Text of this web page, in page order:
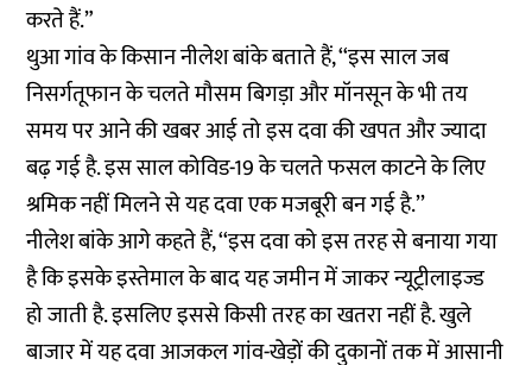
करते हैं.”
थुआ गांव के किसान नीलेश बांके बताते हैं, ‘‘इस साल जब
निसर्गतूफान के चलते मौसम बिगड़ा और मॉनसून के भी तय
समय पर आने की खबर आई तो इस दवा की खपत और ज्यादा
बढ़ गई है. इस साल कोविड-19 के चलते फसल काटने के लिए
श्रमिक नहीं मिलने से यह दवा एक मजबूरी बन गई है.’’
नीलेश बांके आगे कहते हैं, ‘‘इस दवा को इस तरह से बनाया गया
है कि इसके इस्तेमाल के बाद यह जमीन में जाकर न्यूट्रीलाइज्ड
हो जाती है. इसलिए इससे किसी तरह का खतरा नहीं है. खुले
बाजार में यह दवा आजकल गांव-खेड़ों की दुकानों तक में आसानी